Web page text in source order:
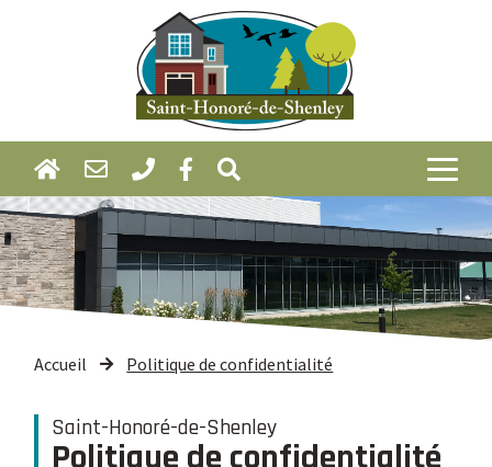
Accueil Politique de confidentialité
Saint-Honoré-de-Shenley
Politique de confidentialité